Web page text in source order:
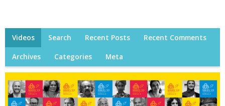
Videos Search Recent Posts Recent Comments
Archives Categories Meta